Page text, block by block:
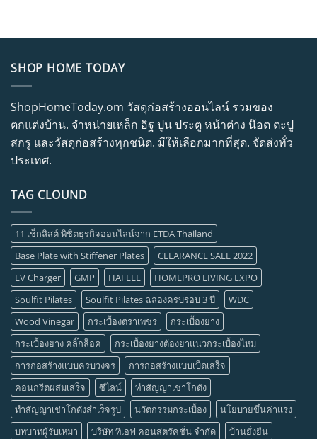
SHOP HOME TODAY
ShopHomeToday.om วัสดุก่อสร้างออนไลน์ รวมของ
ตกแต่งบ้าน. จำหน่ายเหล็ก อิฐ ปูน ประตู หน้าต่าง น๊อต ตะปู
สกรู และวัสดุก่อสร้างทุกชนิด. มีให้เลือกมากที่สุด. จัดส่งทั่ว
ประเทศ.
TAG CLOUND
11 เช็กลิสต์ พิชิตธุรกิจออนไลน์จาก ETDA Thailand
Base Plate with Stiffener Plates
CLEARANCE SALE 2022
EV Charger
GMP HAFELE
HOMEPRO LIVING EXPO
Soulfit Pilates
Soulfit Pilates ฉลองครบรอบ 3 ปี
WDC
Wood Vinegar
กระเบื้องตราเพชร
กระเบื้องยาง
กระเบื้องยาง คลิ๊กล็อค
กระเบื้องยางต้องยาแนวกระเบื้องไหม
การก่อสร้างแบบครบวงจร
การก่อสร้างแบบเบ็ดเสร็จ
คอนกรีตผสมเสร็จ
ซีไลน์
ทำสัญญาเช่าโกดัง
ทำสัญญาเช่าโกดังสำเร็จรูป
นวัตกรรมกระเบื้อง
นโยบายขึ้นค่าแรง
บทบาทผู้รับเหมา
บริษัท ทีเอฟ คอนสตรัคชั่น จำกัด
บ้านยั่งยืน